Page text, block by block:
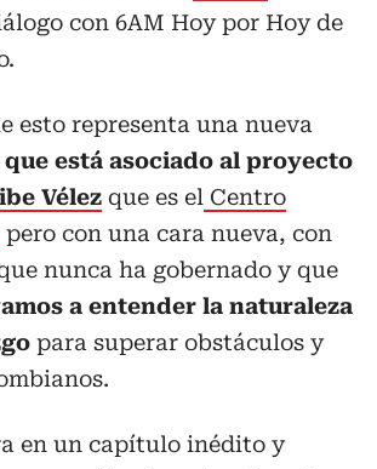
con 6AM Hoy por Hoy de
esto representa una nueva
que está asociado al proyecto
Vélez que es el Centro
pero con una cara nueva, con
nunca ha gobernado y que
a entender la naturaleza
para superar obstáculos y
en un capítulo inédito y